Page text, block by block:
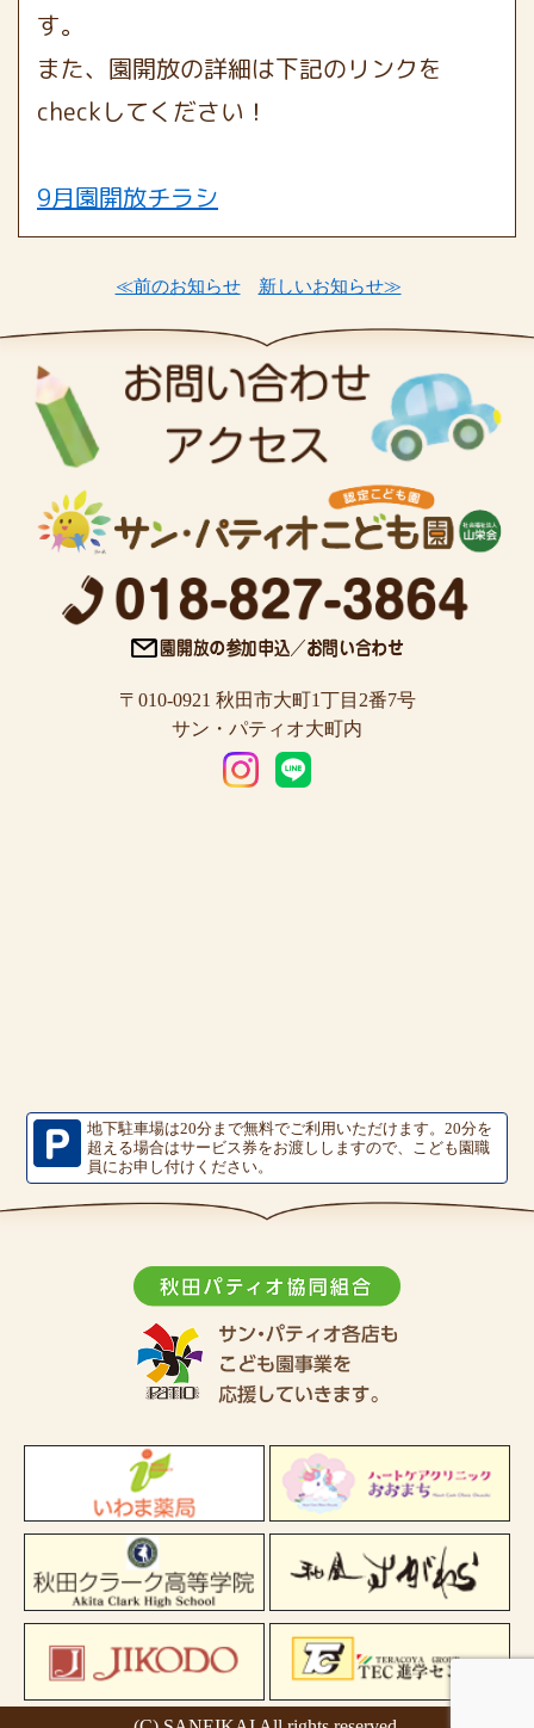
す。
また、園開放の詳細は下記のリンクを
checkしてください！
9月園開放チラシ
≪前のお知らせ 新しいお知らせ≫
〒010-0921 秋田市大町1丁目2番7号
サン・パティオ大町内
地下駐車場は20分まで無料でご利用いただけます。20分を
超える場合はサービス券をお渡ししますので、こども園職
員にお申し付けください。